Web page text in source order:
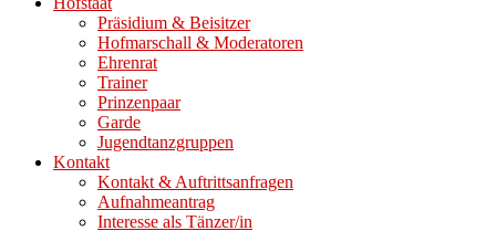
Präsidium & Beisitzer
Hofmarschall & Moderatoren
Ehrenrat
Trainer
Prinzenpaar
Garde
Jugendtanzgruppen
Kontakt
Kontakt & Auftrittsanfragen
Aufnahmeantrag
Interesse als Tänzer/in